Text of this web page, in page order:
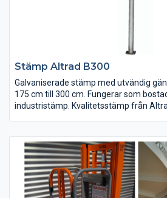
Stämp Altrad B300
Galvaniserade stämp med utvändig
175 cm till 300 cm. Fungerar som
industristämp. Kvalitetsstämp från